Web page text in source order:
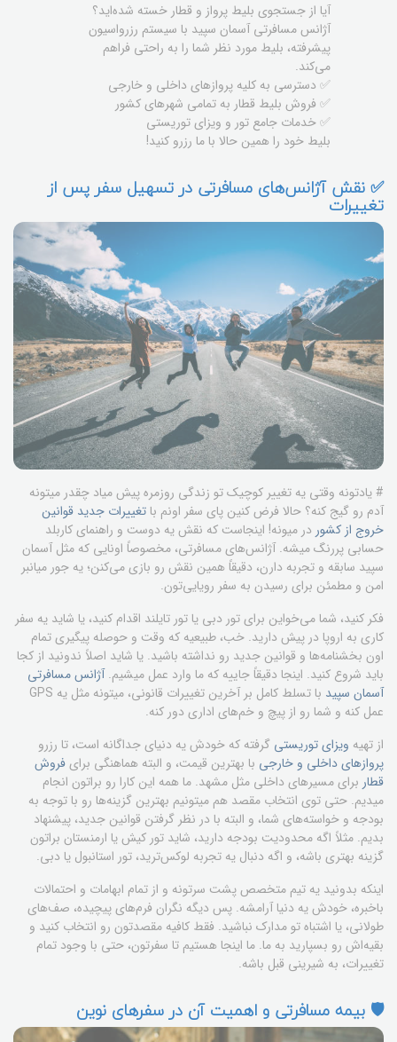
آیا از جستجوی بلیط پرواز و قطار خسته شده‌اید؟
آژانس مسافرتی آسمان سپید با سیستم رزرواسیون
پیشرفته، بلیط مورد نظر شما را به راحتی فراهم
می‌کند.
✅ دسترسی به کلیه پروازهای داخلی و خارجی
✅ فروش بلیط قطار به تمامی شهرهای کشور
✅ خدمات جامع تور و ویزای توریستی
بلیط خود را همین حالا با ما رزرو کنید!
✅ نقش آژانس‌های مسافرتی در تسهیل سفر پس از
تغییرات
# یادتونه وقتی یه تغییر کوچیک تو زندگی روزمره پیش میاد چقدر میتونه
آدم رو گیج کنه؟ حالا فرض کنین پای سفر اونم باتغییرات جدید قوانین
خروج از کشور در میونه! اینجاست که نقش یه دوست و راهنمای کاربلد
حسابی پررنگ میشه. آژانس‌های مسافرتی، مخصوصاً اونایی که مثل آسمان
سپید سابقه و تجربه دارن، دقیقاً همین نقش رو بازی می‌کنن؛ یه جور میانبر
امن و مطمئن برای رسیدن به سفر رویایی‌تون.
فکر کنید، شما می‌خواین برای تور دبی یا تور تایلند اقدام کنید، یا شاید یه سفر
کاری به اروپا در پیش دارید. خب، طبیعیه که وقت و حوصله پیگیری تمام
اون بخشنامه‌ها و قوانین جدید رو نداشته باشید. یا شاید اصلاً ندونید از کجا
باید شروع کنید. اینجا دقیقاً جاییه که ما وارد عمل میشیم.آژانس مسافرتی
آسمان سپید
با تسلط کامل بر آخرین تغییرات قانونی، میتونه مثل یه GPS
عمل کنه و شما رو از پیچ و خم‌های اداری دور کنه.
از تهیه ویزای توریستی گرفته که خودش یه دنیای جداگانه است، تا رزرو
پروازهای داخلی و خارجی با بهترین قیمت، و البته هماهنگی برایفروش
قطار برای مسیرهای داخلی مثل مشهد. ما همه این کارا رو براتون انجام
میدیم. حتی توی انتخاب مقصد هم میتونیم بهترین گزینه‌ها رو با توجه به
بودجه و خواسته‌های شما، و البته با در نظر گرفتن قوانین جدید، پیشنهاد
بدیم. مثلاً اگه محدودیت بودجه دارید، شاید تور کیش یا ارمنستان براتون
گزینه بهتری باشه، و اگه دنبال یه تجربه لوکس‌ترید، تور استانبول یا دبی.
اینکه بدونید یه تیم متخصص پشت سرتونه و از تمام ابهامات و احتمالات
باخبره، خودش یه دنیا آرامشه. پس دیگه نگران فرم‌های پیچیده، صف‌های
طولانی، یا اشتباه تو مدارک نباشید. فقط کافیه مقصدتون رو انتخاب کنید و
بقیه‌اش رو بسپارید به ما. ما اینجا هستیم تا سفرتون، حتی با وجود تمام
تغییرات، به شیرینی قبل باشه.
🛡️ بیمه مسافرتی و اهمیت آن در سفرهای نوین